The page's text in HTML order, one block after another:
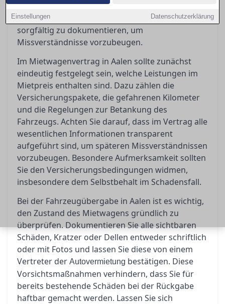
Einstellungen Datenschutzerklärung
Kosten haben. Zudem ist es unerlässlich, bei
Fahrzeugübergabe und -rückgabe den Zustand
sorgfältig zu dokumentieren, um
Missverständnisse vorzubeugen.
Im Mietwagenvertrag in Aalen sollte zunächst
eindeutig festgelegt sein, welche Leistungen im
Mietpreis enthalten sind. Dazu zählen die
Versicherungspakete, die gefahrenen Kilometer
und die Regelungen zur Betankung des
Fahrzeugs. Achten Sie darauf, dass im Vertrag alle
wesentlichen Informationen transparent
aufgeführt sind, um späteren Missverständnissen
vorzubeugen. Besondere Aufmerksamkeit sollten
Sie den Versicherungsbedingungen widmen,
insbesondere dem Selbstbehalt im Schadensfall.
Bei der Fahrzeugübergabe in Aalen ist es wichtig,
den Zustand des Mietwagens gründlich zu
überprüfen. Dokumentieren Sie alle sichtbaren
Schäden, Kratzer oder Dellen entweder schriftlich
oder mit Fotos und lassen Sie diese von einem
Vertreter der Autovermietung bestätigen. Diese
Vorsichtsmaßnahmen verhindern, dass Sie für
bereits bestehende Schäden bei der Rückgabe
haftbar gemacht werden. Lassen Sie sich